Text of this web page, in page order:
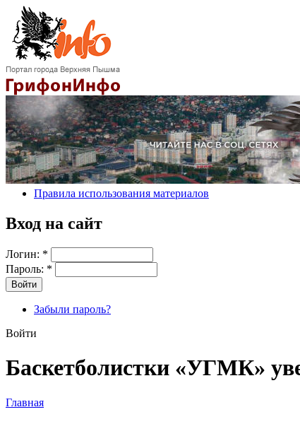
Правила использования материалов
Вход на сайт
Логин: *
Пароль: *
Забыли пароль?
Войти
Баскетболистки «УГМК»
Главная